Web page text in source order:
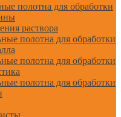
полотна для обработки
раствора
полотна для обработки
полотна для обработки
полотна для обработки